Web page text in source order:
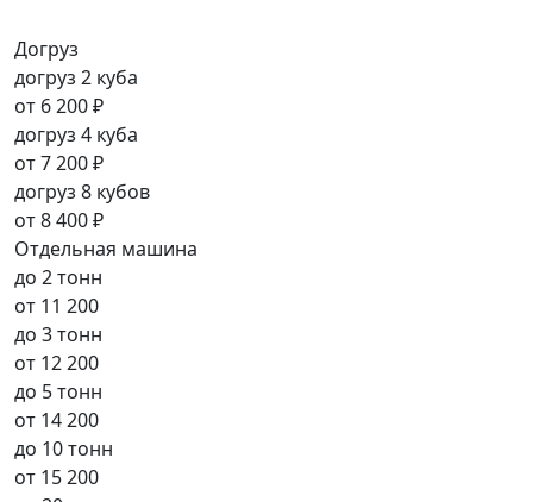
Догруз
догруз 2 куба
от 6 200 ₽
догруз 4 куба
от7 200 ₽
догруз 8 кубов
от8 400 ₽
Отдельная машина
до 2 тонн
от 11 200
до 3 тонн
от 12 200
до 5 тонн
от 14 200
до 10 тонн
от 15 200